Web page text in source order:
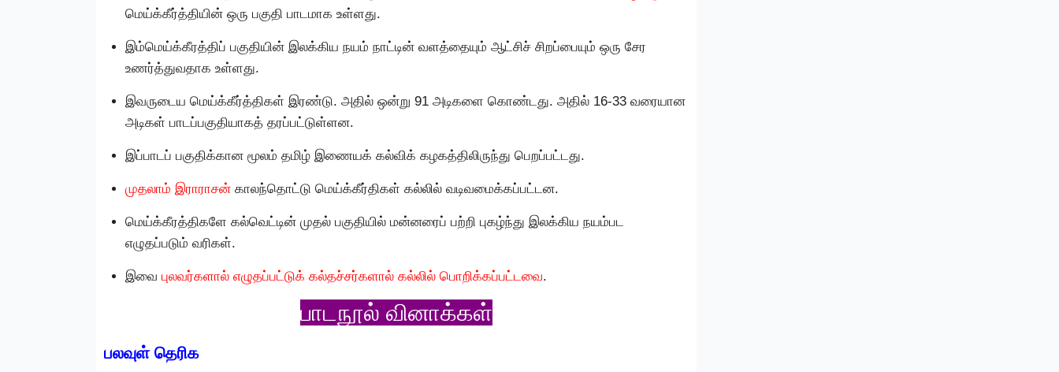
மெய்க்கீர்த்தியின் ஒரு பகுதி பாடமாக உள்ளது.
இம்மெய்க்கீரத்திப் பகுதியின் இலக்கிய நயம் நாட்டின் வளத்தையும் ஆட்சிச் சிறப்பையும் ஒரு சேர
உணர்த்துவதாக உள்ளது.
இவருடைய மெய்க்கீர்த்திகள் இரண்டு. அதில் ஒன்று 91 அடிகளை கொண்டது. அதில் 16-33 வரையான
அடிகள் பாடப்பகுதியாகத் தரப்பட்டுள்ளன.
இப்பாடப் பகுதிக்கான மூலம் தமிழ் இணையக் கல்விக் கழகத்திலிருந்து பெறப்பட்டது.
முதலாம் இராராசன் காலந்தொட்டு மெய்க்கீர்திகள் கல்லில் வடிவமைக்கப்பட்டன.
மெய்க்கீரத்திகளே கல்வெட்டின் முதல் பகுதியில் மன்னரைப் பற்றி புகழ்ந்து இலக்கிய நயம்பட
எழுதப்படும் வரிகள்.
இவை புலவர்களால் எழுதப்பட்டுக் கல்தச்சர்களால் கல்லில் பொறிக்கப்பட்டவை.
பாடநூல் வினாக்கள்
பலவுள் தெரிக